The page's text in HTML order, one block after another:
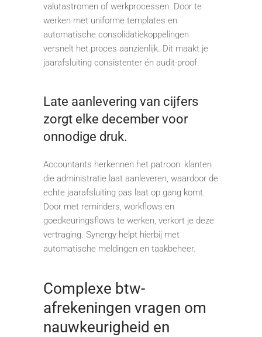
valutastromen of werkprocessen. Door te
werken met uniforme templates en
automatische consolidatiekoppelingen
versnelt het proces aanzienlijk. Dit maakt je
jaarafsluiting consistenter én audit-proof.
Late aanlevering van cijfers
zorgt elke december voor
onnodige druk.
Accountants herkennen het patroon: klanten
die administratie laat aanleveren, waardoor de
echte jaarafsluiting pas laat op gang komt.
Door met reminders, workflows en
goedkeuringsflows te werken, verkort je deze
vertraging. Synergy helpt hierbij met
automatische meldingen en taakbeheer.
Complexe btw-
afrekeningen vragen om
nauwkeurigheid en